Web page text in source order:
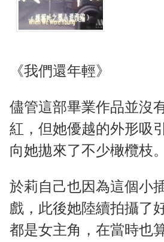
《我們還年輕》
儘管這部畢業作品並沒
紅，但她優越的外形吸
向她拋來了不少橄欖枝。
於莉自己也因為這個小
戲，此後她陸續拍攝了
都是女主角，在當時也